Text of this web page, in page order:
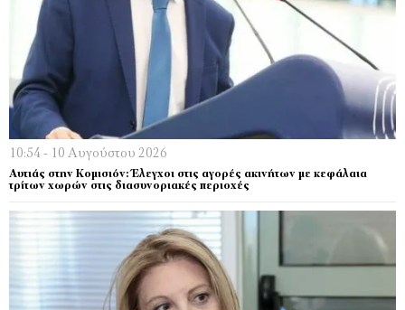
10:54 - 10 Αυγούστου 2026
Αυτιάς στην Κομισιόν: Έλεγχοι στις αγορές ακινήτων με κεφάλαια
τρίτων χωρών στις διασυνοριακές περιοχές